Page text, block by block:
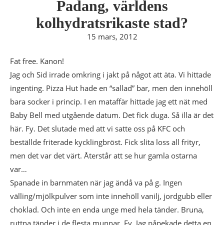
Padang, världens
kolhydratsrikaste stad?
15 mars, 2012
Fat free. Kanon!
Jag och Sid irrade omkring i jakt på något att äta. Vi hittade
ingenting. Pizza Hut hade en “sallad” bar, men den innehöll
bara socker i princip. I en mataffär hittade jag ett nät med
Baby Bell med utgående datum. Det fick duga. Så illa är det
här. Fy. Det slutade med att vi satte oss på KFC och
beställde friterade kycklingbröst. Fick slita loss all frityr,
men det var det värt. Återstår att se hur gamla ostarna
var…
Spanade in barnmaten när jag ändå va på g. Ingen
välling/mjölkpulver som inte innehöll vanilj, jordgubb eller
choklad. Och inte en enda unge med hela tänder. Bruna,
ruttna tänder i de flesta munnar. Fy. Jag påpekade detta en